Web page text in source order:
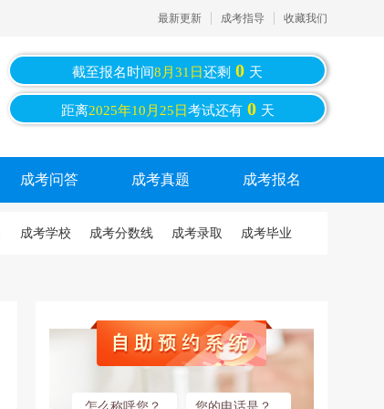
最新更新 成考指导 收藏我们
截至报名时间8月31日还剩 0 天
距离2025年10月25日考试还有 0 天
成考问答 成考真题 成考报名
成考学校 成考分数线 成考录取 成考毕业